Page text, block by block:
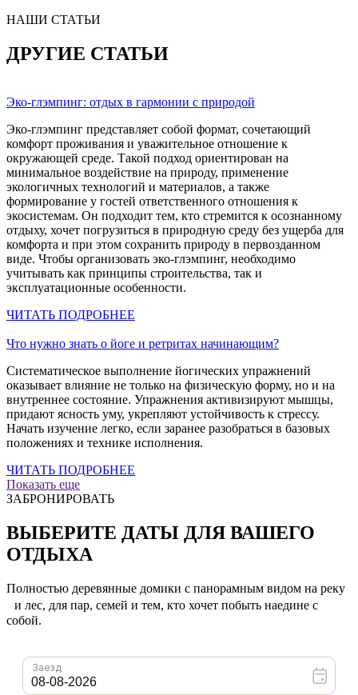
НАШИ СТАТЬИ
ДРУГИЕ СТАТЬИ
Эко-глэмпинг: отдых в гармонии с природой
Эко-глэмпинг представляет собой формат, сочетающий
комфорт проживания и уважительное отношение к
окружающей среде. Такой подход ориентирован на
минимальное воздействие на природу, применение
экологичных технологий и материалов, а также
формирование у гостей ответственного отношения к
экосистемам. Он подходит тем, кто стремится к осознанному
отдыху, хочет погрузиться в природную среду без ущерба для
комфорта и при этом сохранить природу в первозданном
виде. Чтобы организовать эко-глэмпинг, необходимо
учитывать как принципы строительства, так и
эксплуатационные особенности.
ЧИТАТЬ ПОДРОБНЕЕ
Что нужно знать о йоге и ретритах начинающим?
Систематическое выполнение йогических упражнений
оказывает влияние не только на физическую форму, но и на
внутреннее состояние. Упражнения активизируют мышцы,
придают ясность уму, укрепляют устойчивость к стрессу.
Начать изучение легко, если заранее разобраться в базовых
положениях и технике исполнения.
ЧИТАТЬ ПОДРОБНЕЕ
Показать еще
ЗАБРОНИРОВАТЬ
ВЫБЕРИТЕ ДАТЫ ДЛЯ ВАШЕГО
ОТДЫХА
Полностью деревянные домики с панорамным видом на реку
и лес, для пар, семей и тем, кто хочет побыть наедине с
собой.